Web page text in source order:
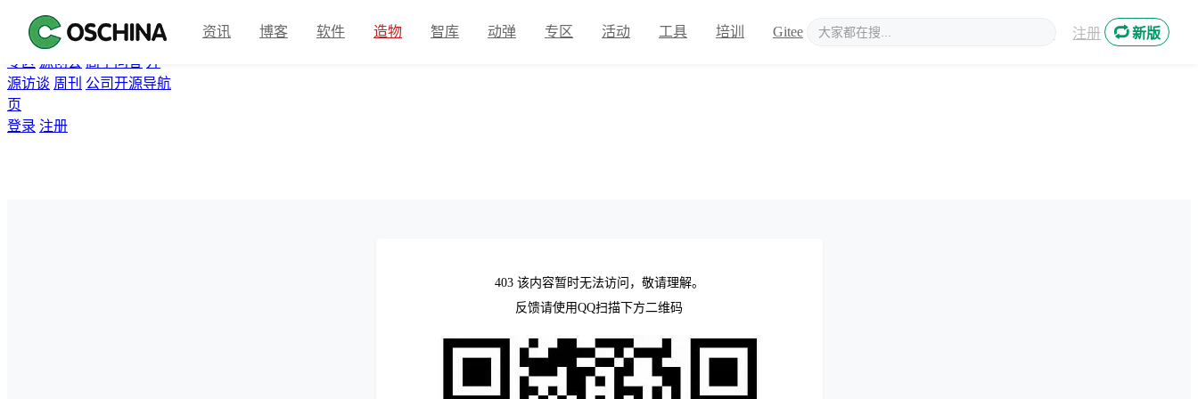
首页 开源软件
翻译 资讯 Gitee 众包 活动
专区 源创会 高手问答 开
源访谈 周刊 公司开源导航
页
登录 注册
资讯 博客 软件 造物 智库 动弹 专区 活动 工具 培训 Gitee 新媒体 注册 新版
403 该内容暂时无法访问，敬请理解。
反馈请使用QQ扫描下方二维码